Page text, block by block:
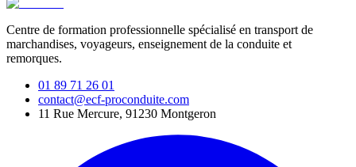
Centre de formation professionnelle spécialisé en transport de
marchandises, voyageurs, enseignement de la conduite et
remorques.
01 89 71 26 01
contact@ecf-proconduite.com
11 Rue Mercure, 91230 Montgeron